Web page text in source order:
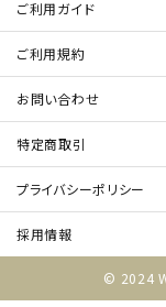
ご利用ガイド
ご利用規約
お問い合わせ
特定商取引
プライバシーポリシー
採用情報
© 2024